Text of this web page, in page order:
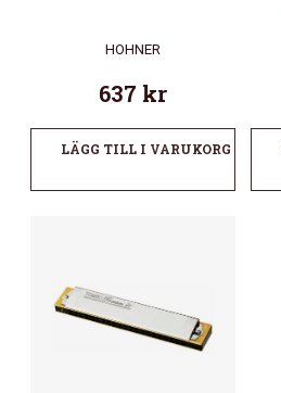
HOHNER
637 kr
LÄGG TILL I VARUKORG